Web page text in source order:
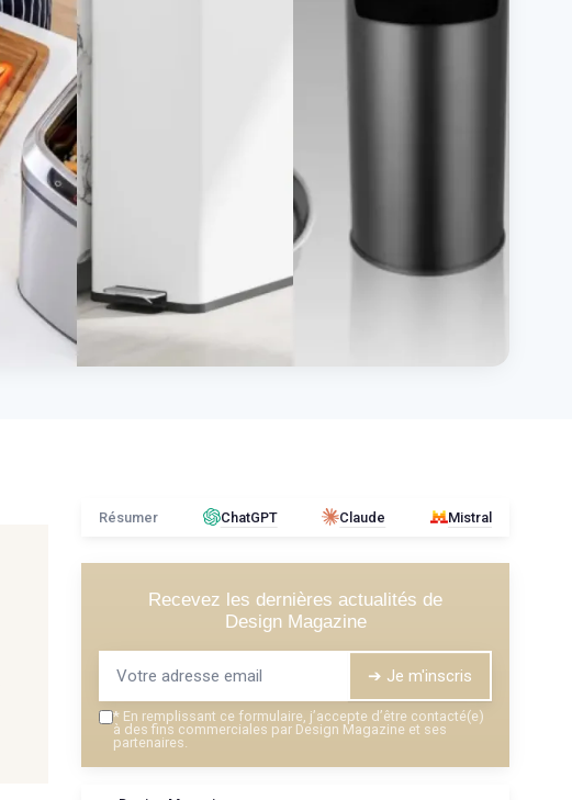
Résumer ChatGPT Claude Mistral
Recevez les dernières actualités de
Design Magazine
➔ Je m'inscris
* En remplissant ce formulaire, j’accepte d’être contacté(e)
à des fins commerciales par Design Magazine et ses
partenaires.